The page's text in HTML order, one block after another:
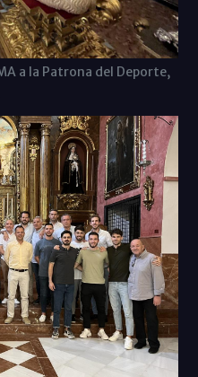
a la Patrona del Deporte,